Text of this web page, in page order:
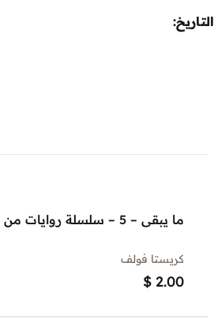
التاريخ
ما يبقى – 5 – سلسلة روايات من العالم
كريستا فولف
$ 2.00